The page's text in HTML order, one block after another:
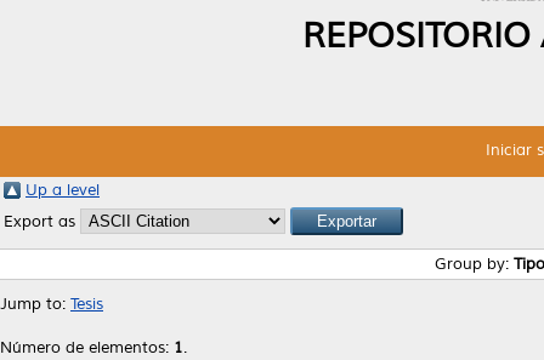
Iniciar
Up a level
Export as
Group by:
Jump to: Tesis
Número de elementos: 1.